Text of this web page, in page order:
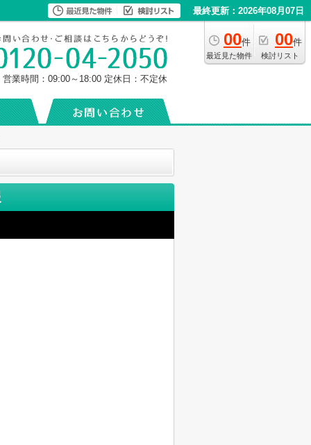
最終更新：2026年08月07日
00件
最近見た物件
00件
検討リスト
営業時間：09:00～18:00 定休日：不定休